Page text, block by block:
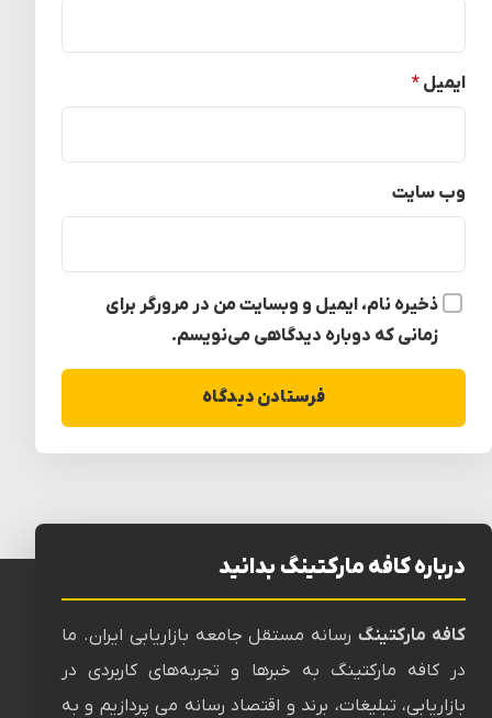
ایمیل *
وب‌ سایت
ذخیره نام، ایمیل و وبسایت من در مرورگر برای
زمانی که دوباره دیدگاهی می‌نویسم.
درباره کافه مارکتینگ بدانید
کافه مارکتینگرسانه‌ مستقل جامعه بازاریابی ایران. ما
در کافه مارکتینگ به خبرها و تجربه‌های کاربردی در
بازاریابی، تبلیغات، برند و اقتصاد رسانه می پردازیم و به